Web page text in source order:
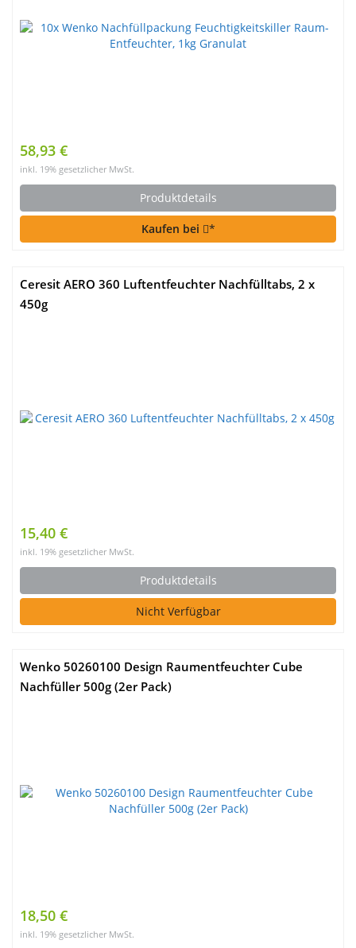
58,93 €
inkl. 19% gesetzlicher MwSt.
Produktdetails
Kaufen bei *
Ceresit AERO 360 Luftentfeuchter Nachfülltabs, 2 x
450g
15,40 €
inkl. 19% gesetzlicher MwSt.
Produktdetails
Nicht Verfügbar
Wenko 50260100 Design Raumentfeuchter Cube
Nachfüller 500g (2er Pack)
18,50 €
inkl. 19% gesetzlicher MwSt.